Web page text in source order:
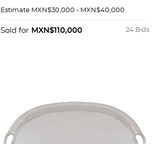
26 x 29 x 29 cm Peso: 2,158.3 g.
Estimate MXN$30,000 - MXN$40,000
24 Bids
Sold for MXN$110,000